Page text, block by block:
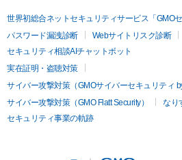
世界初総合ネットセキュリティサービス「GMOセ
パスワード漏洩診断
Webサイトリスク診断
セキュリティ相談AIチャットボット
実在証明・盗聴対策
サイバー攻撃対策（GMOサイバーセキュリティ
サイバー攻撃対策（GMO Flatt Security）
なり
セキュリティ事業の軌跡